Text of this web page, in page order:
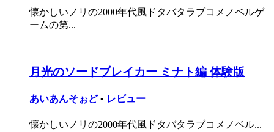
懐かしいノリの2000年代風ドタバタラブコメノベルゲ
ームの第...
月光のソードブレイカー ミナト編 体験版
あいあんそぉど • レビュー
懐かしいノリの2000年代風ドタバタラブコメノベル...